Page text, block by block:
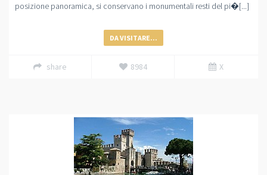
posizione panoramica, si conservano i monumentali resti del pi�[...]
DA VISITARE...
share 8984 X